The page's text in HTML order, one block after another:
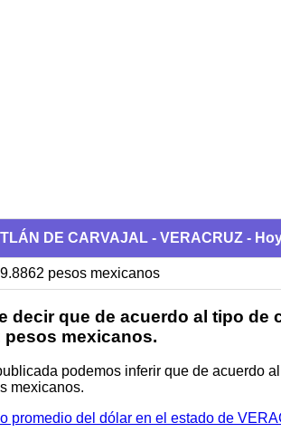
DE CARVAJAL - VERACRUZ -
pesos mexicanos
decir que de acuerdo al tipo de
pesos mexicanos.
podemos inferir que de acuerdo
mexicanos.
promedio del dólar en el estado de